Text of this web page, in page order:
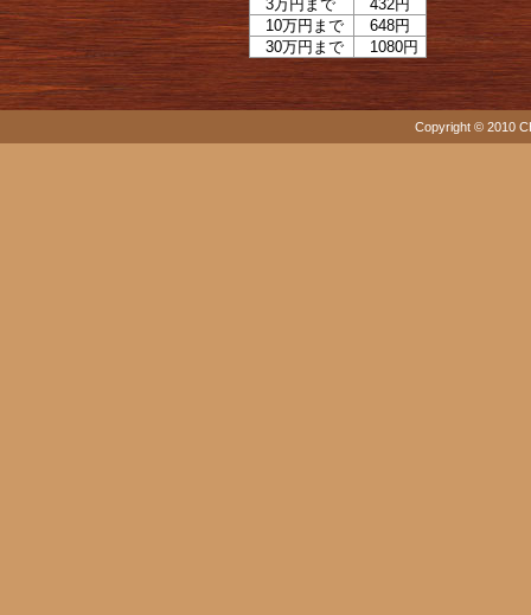
3万円まで
432円
10万円まで
648円
30万円まで
1080円
Copyright © 2010